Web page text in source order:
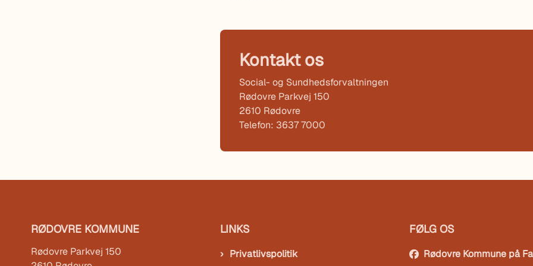
Kontakt os
Social- og Sundhedsforvaltningen
Rødovre Parkvej 150
2610 Rødovre
Telefon: 3637 7000
RØDOVRE KOMMUNE
Rødovre Parkvej 150
LINKS
Privatlivspolitik
FØLG OS
Rødovre Kommune på